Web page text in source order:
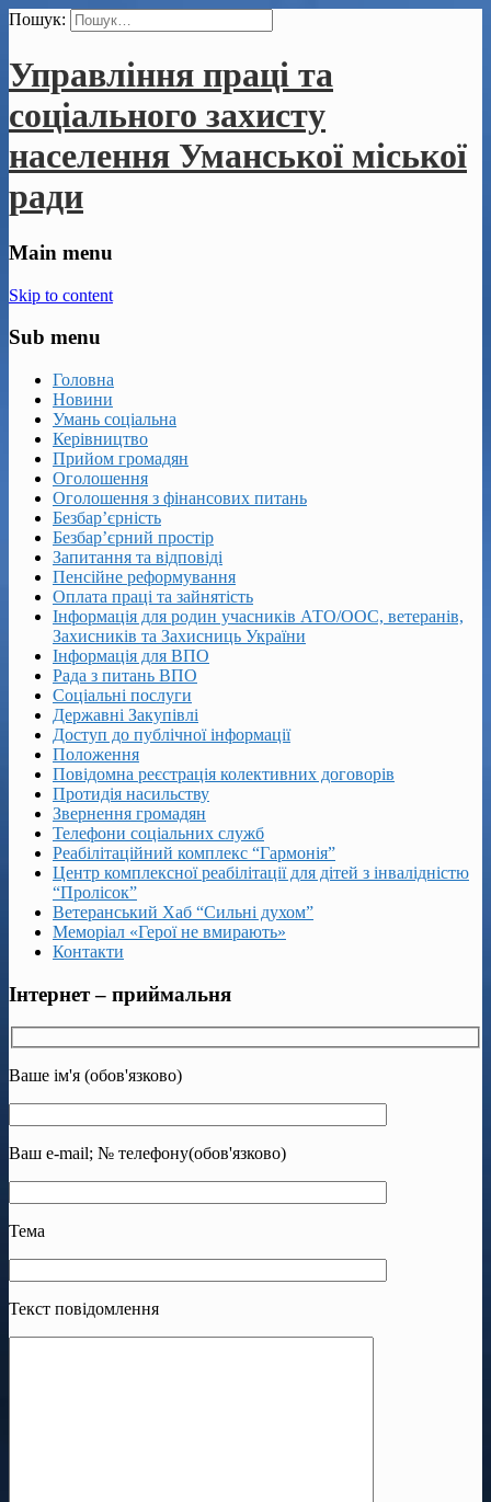
Пошук:
Управління праці та
соціального захисту
населення Уманської міської
ради
Main menu
Skip to content
Sub menu
Головна
Новини
Умань соціальна
Керівництво
Прийом громадян
Оголошення
Оголошення з фінансових питань
Безбар’єрність
Безбар’єрний простір
Запитання та відповіді
Пенсійне реформування
Оплата праці та зайнятість
Інформація для родин учасників АТО/ООС, ветеранів,
Захисників та Захисниць України
Інформація для ВПО
Рада з питань ВПО
Соціальні послуги
Державні Закупівлі
Доступ до публічної інформації
Положення
Повідомна реєстрація колективних договорів
Протидія насильству
Звернення громадян
Телефони соціальних служб
Реабілітаційний комплекс “Гармонія”
Центр комплексної реабілітації для дітей з інвалідністю
“Пролісок”
Ветеранський Хаб “Сильні духом”
Меморіал «Герої не вмирають»
Контакти
Інтернет – приймальня
Ваше ім'я (обов'язково)
Ваш e-mail; № телефону(обов'язково)
Тема
Текст повідомлення